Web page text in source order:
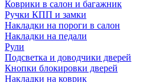
Коврики в салон и багажник
Ручки КПП и замки
Накладки на пороги в салон
Накладки на педали
Рули
Подсветка и доводчики дверей
Кнопки блокировки дверей
Накладки на коврик